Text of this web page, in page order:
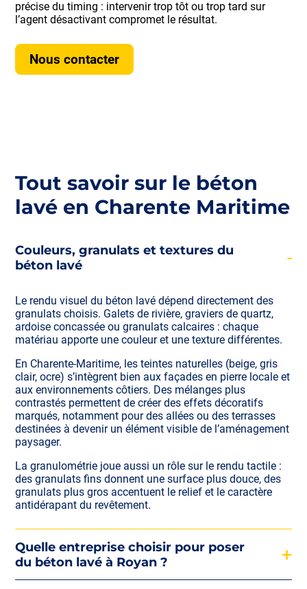
précise du timing : intervenir trop tôt ou trop tard sur
l’agent désactivant compromet le résultat.
Nous contacter
Tout savoir sur le béton
lavé en Charente Maritime
Couleurs, granulats et textures du
béton lavé
Le rendu visuel du béton lavé dépend directement des
granulats choisis. Galets de rivière, graviers de quartz,
ardoise concassée ou granulats calcaires : chaque
matériau apporte une couleur et une texture différentes.
En Charente-Maritime, les teintes naturelles (beige, gris
clair, ocre) s’intègrent bien aux façades en pierre locale et
aux environnements côtiers. Des mélanges plus
contrastés permettent de créer des effets décoratifs
marqués, notamment pour des allées ou des terrasses
destinées à devenir un élément visible de l’aménagement
paysager.
La granulométrie joue aussi un rôle sur le rendu tactile :
des granulats fins donnent une surface plus douce, des
granulats plus gros accentuent le relief et le caractère
antidérapant du revêtement.
Quelle entreprise choisir pour poser
du béton lavé à Royan ?